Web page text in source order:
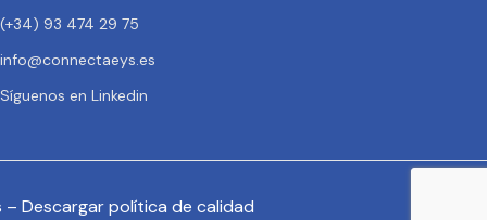
(+34) 93 474 29 75
info@connectaeys.es
Síguenos en Linkedin
– Descargar política de calidad